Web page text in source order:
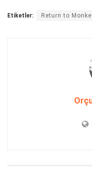
Etiketler: Return to